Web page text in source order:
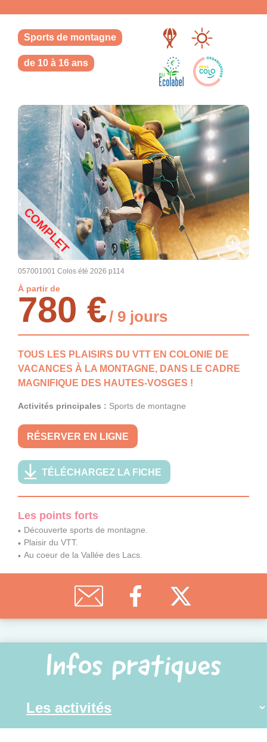
Sports de montagne
de 10 à 16 ans
COMPLET
057001001 Colos été 2026 p114
À partir de
780 €/ 9 jours
TOUS LES PLAISIRS DU VTT EN COLONIE DE
VACANCES À LA MONTAGNE, DANS LE CADRE
MAGNIFIQUE DES HAUTES-VOSGES !
Activités principales : Sports de montagne
RÉSERVER EN LIGNE
TÉLÉCHARGEZ LA FICHE
Les points forts
Découverte sports de montagne.
Plaisir du VTT.
Au coeur de la Vallée des Lacs.
Infos pratiques